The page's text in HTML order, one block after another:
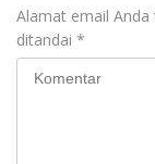
Alamat email Anda
ditandai *